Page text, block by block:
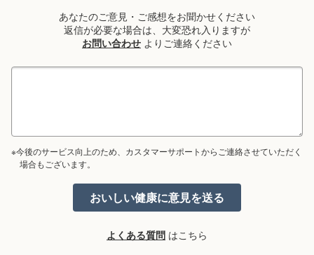
あなたのご意見・ご感想をお聞かせください
返信が必要な場合は、大変恐れ入りますが
お問い合わせ よりご連絡ください
※今後のサービス向上のため、カスタマーサポートからご連絡させていただく
場合もございます。
よくある質問 はこちら